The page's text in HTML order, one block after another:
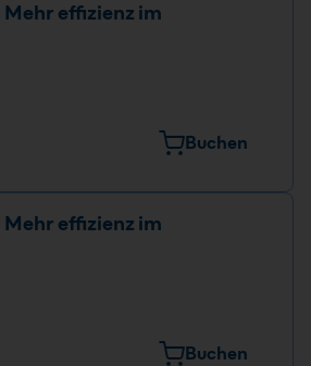
Mehr effizienz im
Buchen
Mehr effizienz im
Buchen